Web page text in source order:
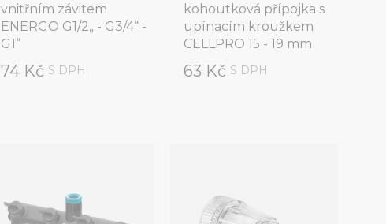
vnitřním závitem
ENERGO G1/2„ - G3/4“ -
G1“
74 Kč S DPH
kohoutková přípojka s
upínacím kroužkem
CELLPRO 15 - 19 mm
63 Kč S DPH